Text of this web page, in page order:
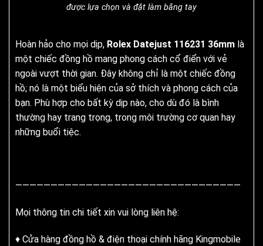
được lựa chọn và đặt làm bằng tay
Hoàn hảo cho mọi dịp, Rolex Datejust 116231 36mm là
một chiếc đồng hồ mang phong cách cổ điển với vẻ
ngoài vượt thời gian. Đây không chỉ là một chiếc đồng
hồ; nó là một biểu hiện của sở thích và phong cách của
bạn. Phù hợp cho bất kỳ dịp nào, cho dù đó là bình
thường hay trang trọng, trong môi trường cơ quan hay
những buổi tiệc.
————————————————————————————————
Mọi thông tin chi tiết xin vui lòng liên hệ:
♦ Cửa hàng đồng hồ & điện thoại chính hãng Kingmobile